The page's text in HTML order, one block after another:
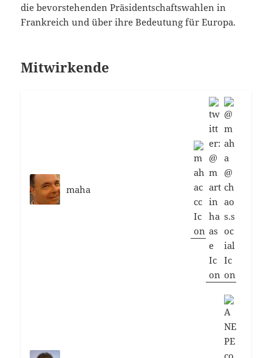
die bevorstehenden Präsidentschaftswahlen in
Frankreich und über ihre Bedeutung für Europa.
Mitwirkende
maha